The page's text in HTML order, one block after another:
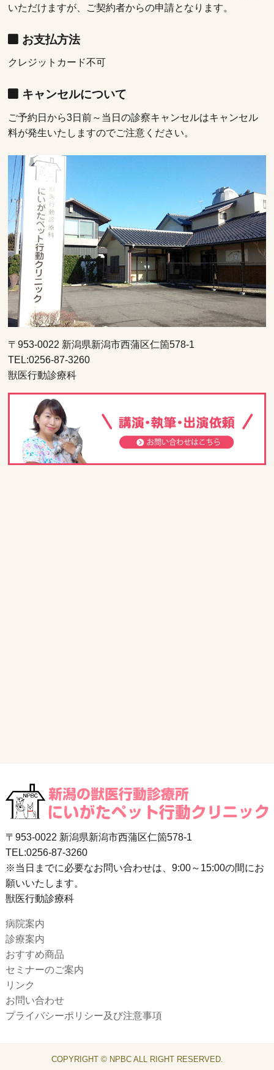
いただけますが、ご契約者からの申請となります。
お支払方法
クレジットカード不可
キャンセルについて
ご予約日から3日前～当日の診察キャンセルはキャンセル
料が発生いたしますのでご注意ください。
〒953-0022 新潟県新潟市西蒲区仁箇578-1
TEL:0256-87-3260
獣医行動診療科
〒953-0022 新潟県新潟市西蒲区仁箇578-1
TEL:0256-87-3260
※当日までに必要なお問い合わせは、9:00～15:00の間にお
願いいたします。
獣医行動診療科
病院案内
診療案内
おすすめ商品
セミナーのご案内
リンク
お問い合わせ
プライバシーポリシー及び注意事項
COPYRIGHT © NPBC ALL RIGHT RESERVED.